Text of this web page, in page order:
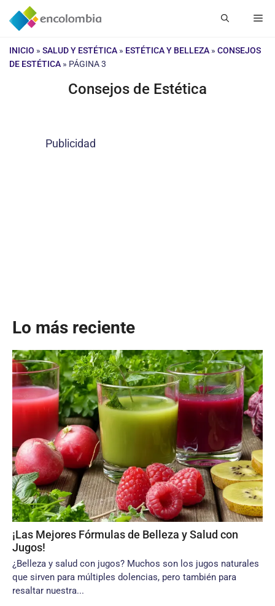
Saltar
INICIO » SALUD Y ESTÉTICA » ESTÉTICA Y BELLEZA » CONSEJOS
DE ESTÉTICA » PÁGINA 3
Consejos de Estética
Publicidad
Lo más reciente
¡Las Mejores Fórmulas de Belleza y Salud con
Jugos!
¿Belleza y salud con jugos? Muchos son los jugos naturales
que sirven para múltiples dolencias, pero también para
resaltar nuestra...